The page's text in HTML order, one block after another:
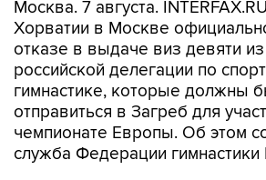
отказе в выдаче виз девяти
российской делегации по
гимнастике, которые должны
отправиться в Загреб для
чемпионате Европы. Об этом
служба Федерации гимнастики
Среди тех, кому отказали в